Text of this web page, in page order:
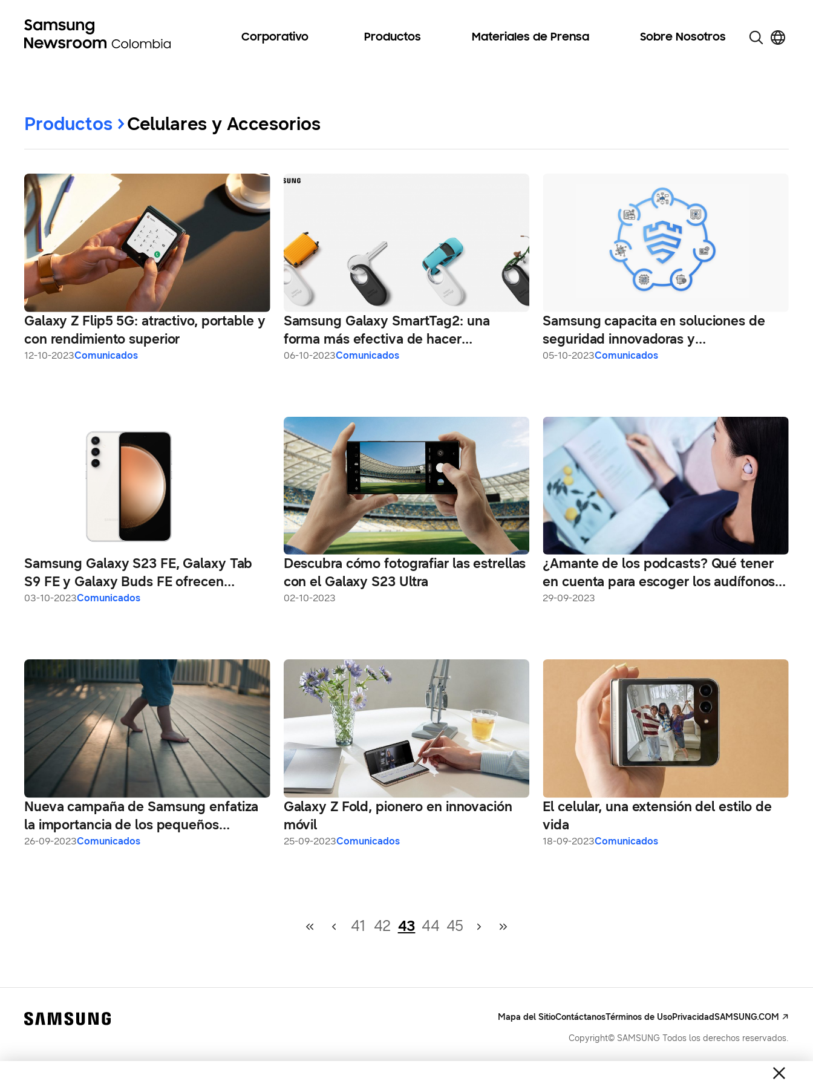
Corporativo Productos Materiales de Prensa Sobre Nosotros
Productos Celulares y Accesorios
Galaxy Z Flip5 5G: atractivo, portable y
con rendimiento superior
12-10-2023Comunicados
Samsung Galaxy SmartTag2: una
forma más efectiva de hacer
seguimiento a tus objetos de valor
06-10-2023Comunicados
Samsung capacita en soluciones de
seguridad innovadoras y
democratizadas en SDC23
05-10-2023Comunicados
Samsung Galaxy S23 FE, Galaxy Tab
S9 FE y Galaxy Buds FE ofrecen
características destacadas a más
03-10-2023Comunicados
Descubra cómo fotografiar las estrellas
con el Galaxy S23 Ultra
02-10-2023
¿Amante de los podcasts? Qué tener
en cuenta para escoger los audífonos
ideales
29-09-2023
Nueva campaña de Samsung enfatiza
la importancia de los pequeños
cambios para conseguir un mundo más
26-09-2023Comunicados
Galaxy Z Fold, pionero en innovación
móvil
25-09-2023Comunicados
El celular, una extensión del estilo de
vida
18-09-2023Comunicados
41 42 43 44 45
Mapa del SitioContáctanosTérminos de UsoPrivacidadSAMSUNG.COM
Copyright© SAMSUNG Todos los derechos reservados.